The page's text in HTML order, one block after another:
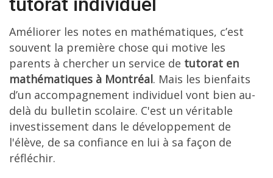
Améliorer les notes en mathématiques, c’est
souvent la première chose qui motive les
parents à chercher un service de tutorat en
mathématiques à Montréal. Mais les bienfaits
d’un accompagnement individuel vont bien au-
delà du bulletin scolaire. C'est un véritable
investissement dans le développement de
l'élève, de sa confiance en lui à sa façon de
réfléchir.